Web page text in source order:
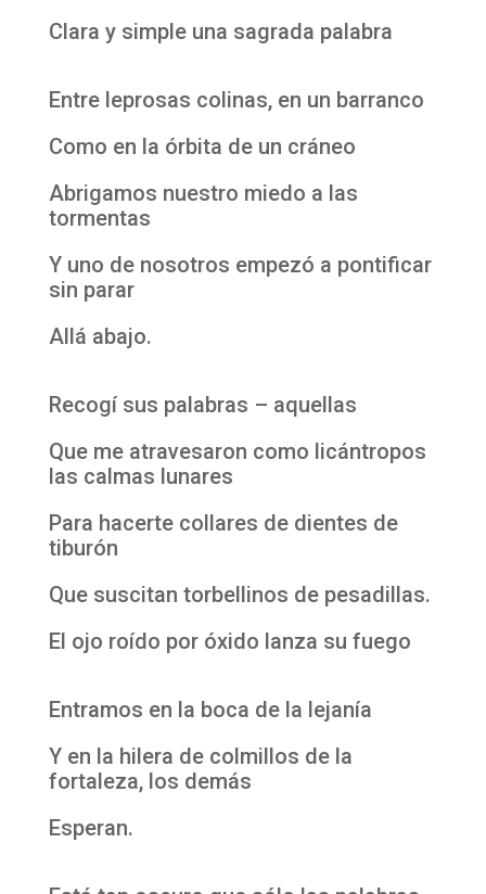
Clara y simple una sagrada palabra
Entre leprosas colinas, en un barranco
Como en la órbita de un cráneo
Abrigamos nuestro miedo a las
tormentas
Y uno de nosotros empezó a pontificar
sin parar
Allá abajo.
Recogí sus palabras – aquellas
Que me atravesaron como licántropos
las calmas lunares
Para hacerte collares de dientes de
tiburón
Que suscitan torbellinos de pesadillas.
El ojo roído por óxido lanza su fuego
Entramos en la boca de la lejanía
Y en la hilera de colmillos de la
fortaleza, los demás
Esperan.